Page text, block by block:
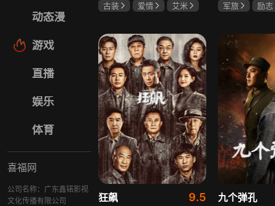
动态漫
游戏
直播
娱乐
体育
喜福网
公司名称：广东鑫锘影视
文化传播有限公司
古装 爱情
艾米
军旅
励志
狂飙 9.5 九个弹孔